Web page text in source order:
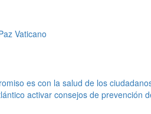
Vaticano
es con la salud de los
activar consejos de prevención